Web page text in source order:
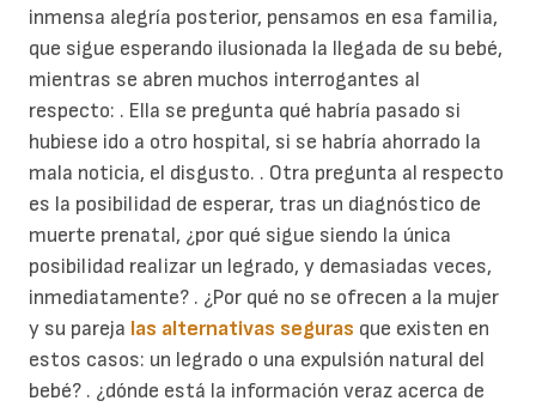
inmensa alegría posterior, pensamos en esa familia,
que sigue esperando ilusionada la llegada de su bebé,
mientras se abren muchos interrogantes al
respecto: . Ella se pregunta qué habría pasado si
hubiese ido a otro hospital, si se habría ahorrado la
mala noticia, el disgusto. . Otra pregunta al respecto
es la posibilidad de esperar, tras un diagnóstico de
muerte prenatal, ¿por qué sigue siendo la única
posibilidad realizar un legrado, y demasiadas veces,
inmediatamente? . ¿Por qué no se ofrecen a la mujer
y su pareja las alternativas seguras que existen en
estos casos: un legrado o una expulsión natural del
bebé? . ¿dónde está la información veraz acerca de